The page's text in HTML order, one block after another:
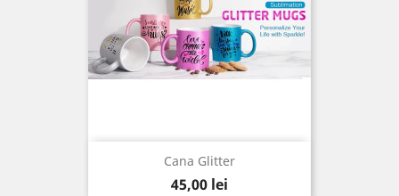
Cana Glitter
Pret
45,00 lei